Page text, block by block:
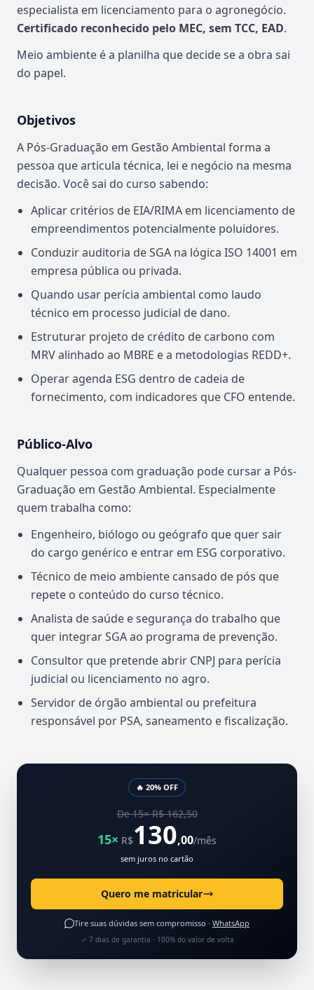
especialista em licenciamento para o agronegócio.
Certificado reconhecido pelo MEC, sem TCC, EAD.
Meio ambiente é a planilha que decide se a obra sai
do papel.
Objetivos
A Pós-Graduação em Gestão Ambiental forma a
pessoa que articula técnica, lei e negócio na mesma
decisão. Você sai do curso sabendo:
Aplicar critérios de EIA/RIMA em licenciamento de
empreendimentos potencialmente poluidores.
Conduzir auditoria de SGA na lógica ISO 14001 em
empresa pública ou privada.
Quando usar perícia ambiental como laudo
técnico em processo judicial de dano.
Estruturar projeto de crédito de carbono com
MRV alinhado ao MBRE e a metodologias REDD+.
Operar agenda ESG dentro de cadeia de
fornecimento, com indicadores que CFO entende.
Público-Alvo
Qualquer pessoa com graduação pode cursar a Pós-
Graduação em Gestão Ambiental. Especialmente
quem trabalha como:
Engenheiro, biólogo ou geógrafo que quer sair
do cargo genérico e entrar em ESG corporativo.
Técnico de meio ambiente cansado de pós que
repete o conteúdo do curso técnico.
Analista de saúde e segurança do trabalho que
quer integrar SGA ao programa de prevenção.
Consultor que pretende abrir CNPJ para perícia
judicial ou licenciamento no agro.
Servidor de órgão ambiental ou prefeitura
responsável por PSA, saneamento e fiscalização.
🔥 20% OFF
De 15× R$ 162,50
15× R$130,00/mês
sem juros no cartão
Quero me matricular
Tire suas dúvidas sem compromisso · WhatsApp
✓ 7 dias de garantia · 100% do valor de volta